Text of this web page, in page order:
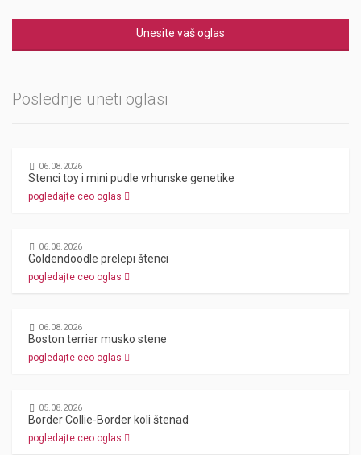
Unesite vaš oglas
Poslednje uneti oglasi
06.08.2026
Stenci toy i mini pudle vrhunske genetike
pogledajte ceo oglas
06.08.2026
Goldendoodle prelepi štenci
pogledajte ceo oglas
06.08.2026
Boston terrier musko stene
pogledajte ceo oglas
05.08.2026
Border Collie-Border koli štenad
pogledajte ceo oglas